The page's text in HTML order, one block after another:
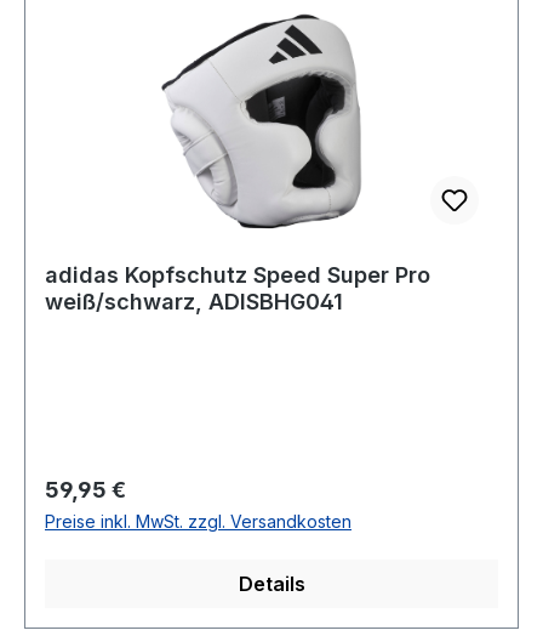
adidas Kopfschutz Speed Super Pro
weiß/schwarz, ADISBHG041
Regulärer Preis:
59,95 €
Preise inkl. MwSt. zzgl. Versandkosten
Details